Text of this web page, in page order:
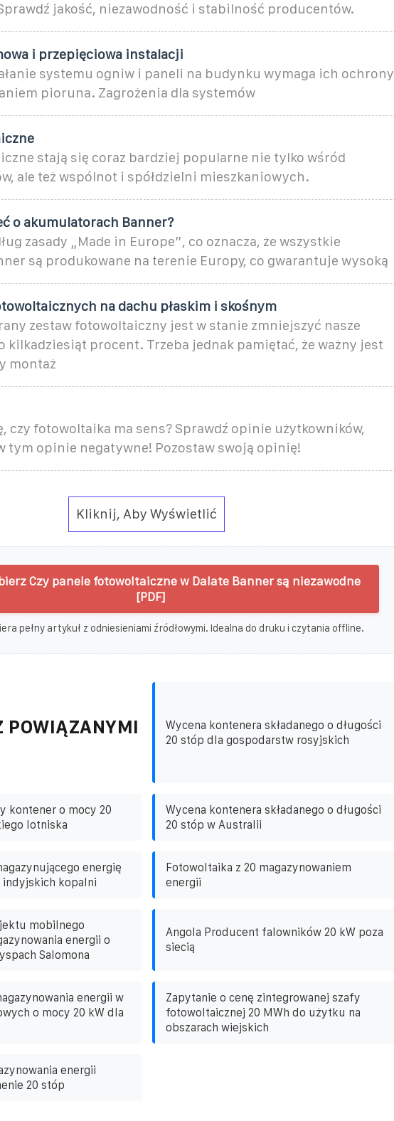
jakość, niezawodność i stabilność producentów.
i przepięciowa instalacji
systemu ogniw i paneli na budynku wymaga ich ochrony
pioruna. Zagrożenia dla systemów
stają się coraz bardziej popularne nie tylko wśród
ale też wspólnot i spółdzielni mieszkaniowych.
o akumulatorach Banner?
zasady „Made in Europe”, co oznacza, że wszystkie
są produkowane na terenie Europy, co gwarantuje wysoką
na dachu płaskim i skośnym
zestaw fotowoltaiczny jest w stanie zmniejszyć nasze
kilkadziesiąt procent. Trzeba jednak pamiętać, że ważny jest
montaż
czy fotowoltaika ma sens? Sprawdź opinie użytkowników,
tym opinie negatywne! Pozostaw swoją opinię!
Kliknij, Aby Wyświetlić
Czy panele fotowoltaiczne w Dalate Banner są niezawodne
[PDF]
pełny artykuł z odniesieniami źródłowymi. Idealna do druku i czytania offline.
POWIĄZANYMI
Wycena kontenera składanego o długości
20 stóp dla gospodarstw rosyjskich
kontener o mocy 20
lotniska
Wycena kontenera składanego o długości
20 stóp w Australii
energię
indyjskich kopalni
Fotowoltaika z 20 magazynowaniem
energii
mobilnego
energii o
Salomona
Angola Producent falowników 20 kW poza
siecią
energii w
o mocy 20 kW dla
Zapytanie o cenę zintegrowanej szafy
fotowoltaicznej 20 MWh do użytku na
obszarach wiejskich
energii
20 stóp